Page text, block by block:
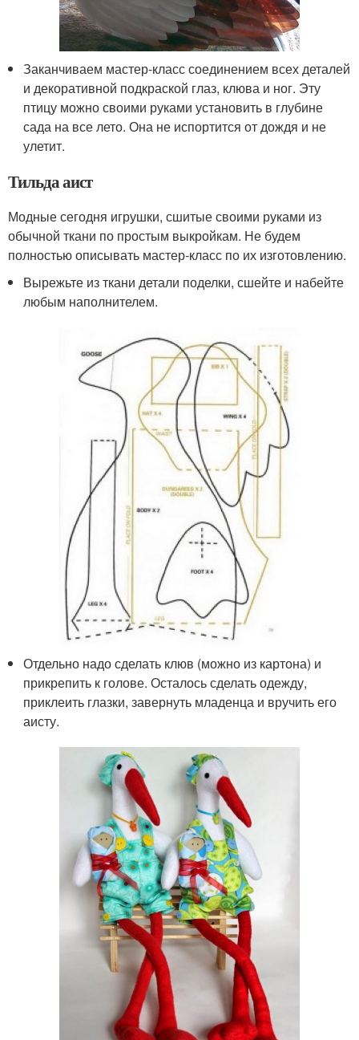
Заканчиваем мастер-класс соединением всех деталей
и декоративной подкраской глаз, клюва и ног. Эту
птицу можно своими руками установить в глубине
сада на все лето. Она не испортится от дождя и не
улетит.
Тильда аист
Модные сегодня игрушки, сшитые своими руками из
обычной ткани по простым выкройкам. Не будем
полностью описывать мастер-класс по их изготовлению.
Вырежьте из ткани детали поделки, сшейте и набейте
любым наполнителем.
Отдельно надо сделать клюв (можно из картона) и
прикрепить к голове. Осталось сделать одежду,
приклеить глазки, завернуть младенца и вручить его
аисту.